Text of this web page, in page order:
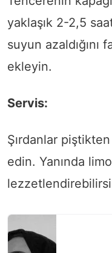
yaklaşık 2-2,5
suyun azaldığını
ekleyin.
Servis:
Şırdanlar
edin. Yanında